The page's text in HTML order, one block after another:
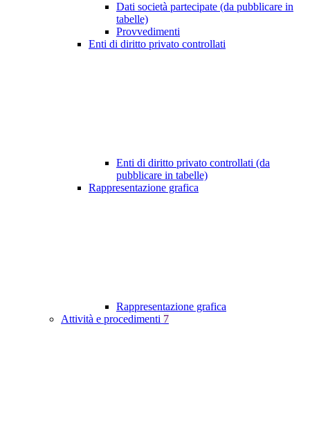
Dati società partecipate (da pubblicare in
tabelle)
Provvedimenti
Enti di diritto privato controllati
Enti di diritto privato controllati (da
pubblicare in tabelle)
Rappresentazione grafica
Rappresentazione grafica
Attività e procedimenti 7